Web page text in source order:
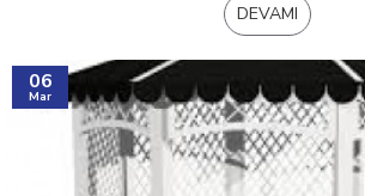
DEVAMI
06
Mar